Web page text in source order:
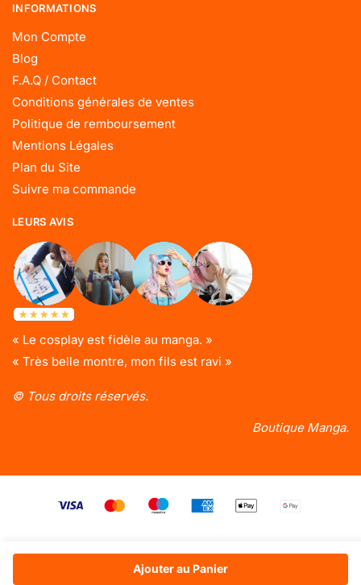
Ajouter au Panier
INFORMATIONS
Mon Compte
Blog
F.A.Q / Contact
Conditions générales de ventes
Politique de remboursement
Mentions Légales
Plan du Site
Suivre ma commande
LEURS AVIS
« Le cosplay est fidèle au manga. »
« Très belle montre, mon fils est ravi »
© Tous droits réservés.
Boutique Manga.